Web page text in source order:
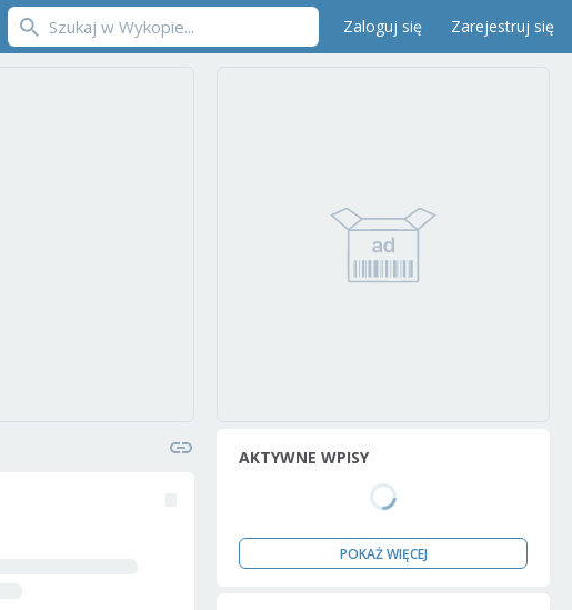
Zaloguj się Zarejestruj się
AKTYWNE WPISY
POKAŻ WIĘCEJ